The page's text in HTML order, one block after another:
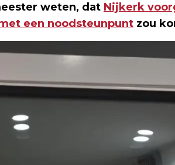
weten, dat Nijkerk
een noodsteunpunt zou